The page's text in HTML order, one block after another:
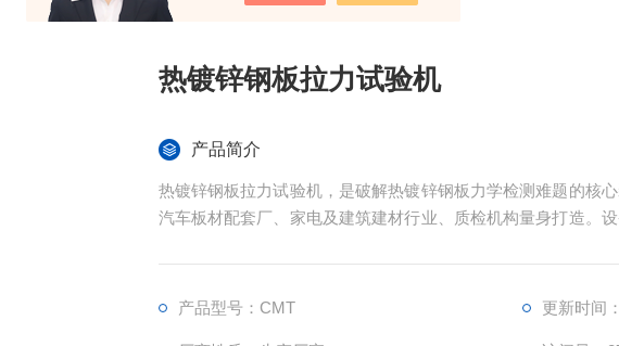
热镀锌钢板拉力试验机
产品简介
热镀锌钢板拉力试验机，是破解热镀锌钢板力学检测难题的核
汽车板材配套厂、家电及建筑建材行业、质检机构量身打造。
产品型号：CMT
更新时间